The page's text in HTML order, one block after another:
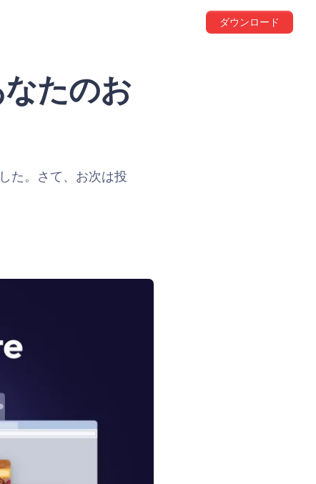
ダウンロード
たのお
た。さて、お次は投